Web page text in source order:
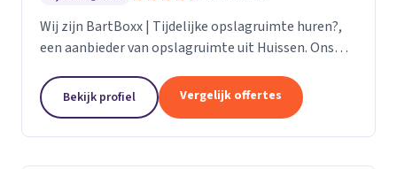
Wij zijn BartBoxx | Tijdelijke opslagruimte huren?,
een aanbieder van opslagruimte uit Huissen. Ons
Bekijk profiel Vergelijk offertes